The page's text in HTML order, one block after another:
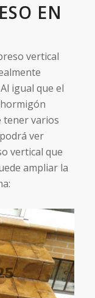
EN
vertical
igual que el
tener varios
ver
vertical que
ampliar la